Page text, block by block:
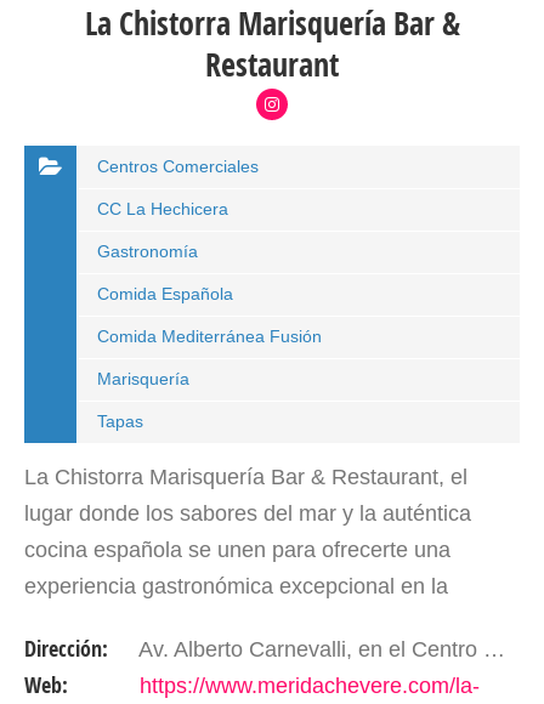
La Chistorra Marisquería Bar &
Restaurant
Centros Comerciales
CC La Hechicera
Gastronomía
Comida Española
Comida Mediterránea Fusión
Marisquería
Tapas
La Chistorra Marisquería Bar & Restaurant, el
lugar donde los sabores del mar y la auténtica
cocina española se unen para ofrecerte una
experiencia gastronómica excepcional en la
restaurante, ubicado…
Dirección: Av. Alberto Carnevalli, en el Centro Comercial La Hechicera piso 2. Mérida - Edo. Mérida. Venezuela
Web:
https://www.meridachevere.com/la-